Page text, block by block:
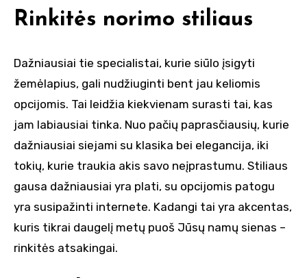
Rinkitės norimo stiliaus
Dažniausiai tie specialistai, kurie siūlo įsigyti
žemėlapius, gali nudžiuginti bent jau keliomis
opcijomis. Tai leidžia kiekvienam surasti tai, kas
jam labiausiai tinka. Nuo pačių paprasčiausių, kurie
dažniausiai siejami su klasika bei elegancija, iki
tokių, kurie traukia akis savo neįprastumu. Stiliaus
gausa dažniausiai yra plati, su opcijomis patogu
yra susipažinti internete. Kadangi tai yra akcentas,
kuris tikrai daugelį metų puoš Jūsų namų sienas –
rinkitės atsakingai.